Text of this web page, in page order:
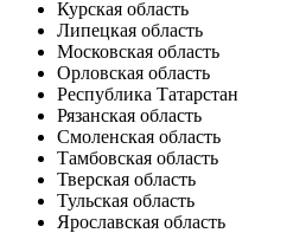
Курская область
Липецкая область
Московская область
Орловская область
Республика Татарстан
Рязанская область
Смоленская область
Тамбовская область
Тверская область
Тульская область
Ярославская область